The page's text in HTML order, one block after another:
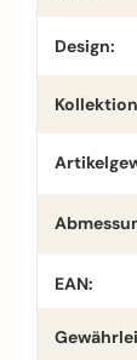
Design:
EAN: